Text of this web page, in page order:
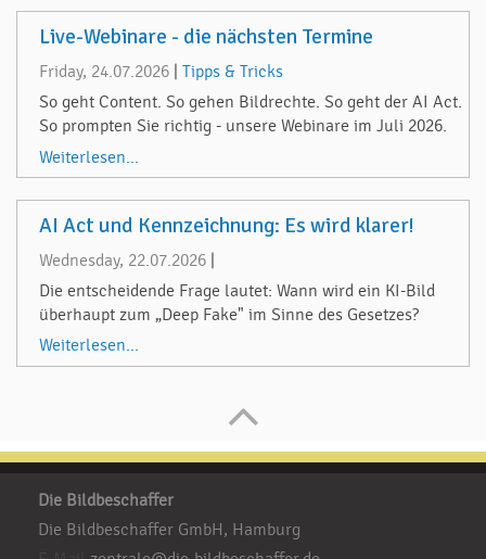
Live-Webinare - die nächsten Termine
Friday, 24.07.2026
Tipps & Tricks
So geht Content. So gehen Bildrechte. So geht der AI Act.
So prompten Sie richtig - unsere Webinare im Juli 2026.
Weiterlesen...
AI Act und Kennzeichnung: Es wird klarer!
Wednesday, 22.07.2026
Die entscheidende Frage lautet: Wann wird ein KI-Bild
überhaupt zum „Deep Fake" im Sinne des Gesetzes?
Weiterlesen...
Die Bildbeschaffer
Die Bildbeschaffer GmbH, Hamburg